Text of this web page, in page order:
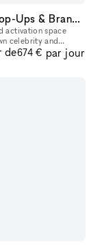
High-Traffic Melrose Storefront for Pop-Ups & Brand Activations
activation space
celebrity and
by luxury brands
de674 € par jour